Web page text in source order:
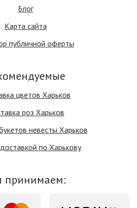
Блог
Карта сайта
публичной оферты
цветов Харьков
роз Харьков
невесты Харьков
по Харькову
принимаем: